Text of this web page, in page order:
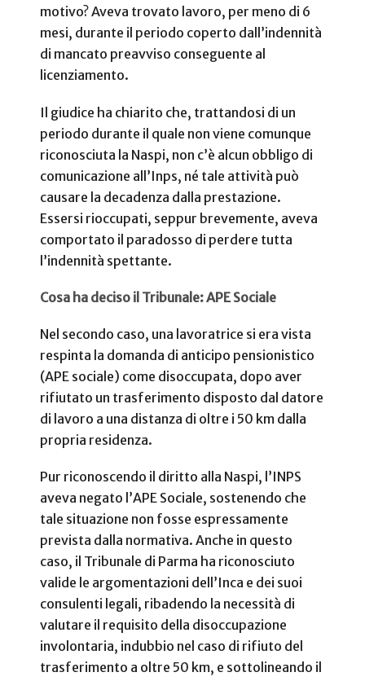
motivo? Aveva trovato lavoro, per meno di 6
mesi, durante il periodo coperto dall’indennità
di mancato preavviso conseguente al
licenziamento.
Il giudice ha chiarito che, trattandosi di un
periodo durante il quale non viene comunque
riconosciuta la Naspi, non c’è alcun obbligo di
comunicazione all’Inps, né tale attività può
causare la decadenza dalla prestazione.
Essersi rioccupati, seppur brevemente, aveva
comportato il paradosso di perdere tutta
l’indennità spettante.
Cosa ha deciso il Tribunale: APE Sociale
Nel secondo caso, una lavoratrice si era vista
respinta la domanda di anticipo pensionistico
(APE sociale) come disoccupata, dopo aver
rifiutato un trasferimento disposto dal datore
di lavoro a una distanza di oltre i 50 km dalla
propria residenza.
Pur riconoscendo il diritto alla Naspi, l’INPS
aveva negato l’APE Sociale, sostenendo che
tale situazione non fosse espressamente
prevista dalla normativa. Anche in questo
caso, il Tribunale di Parma ha riconosciuto
valide le argomentazioni dell’Inca e dei suoi
consulenti legali, ribadendo la necessità di
valutare il requisito della disoccupazione
involontaria, indubbio nel caso di rifiuto del
trasferimento a oltre 50 km, e sottolineando il